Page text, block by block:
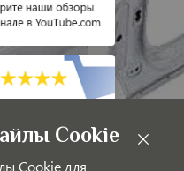
Cookie
Cookie для